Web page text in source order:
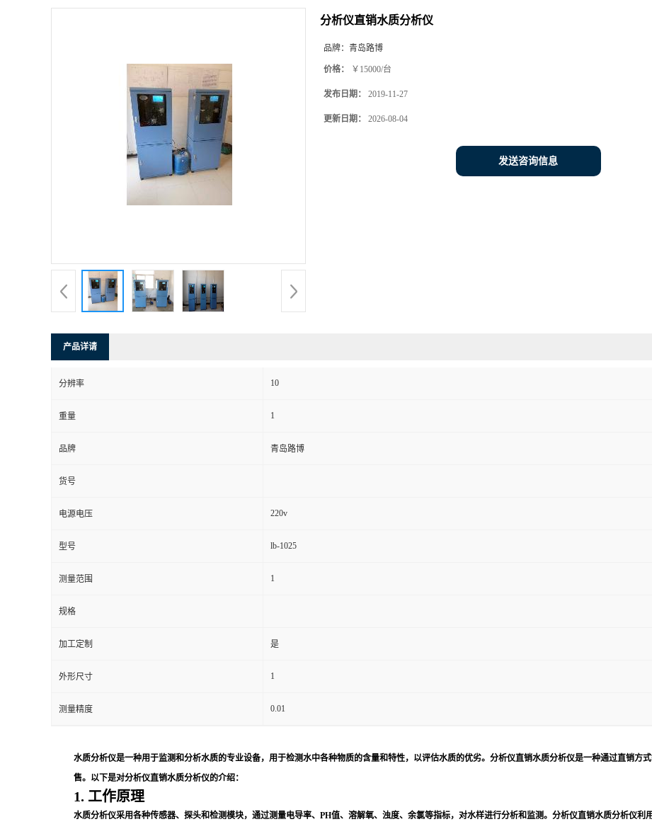
分析仪直销水质分析仪
品牌： 青岛路博
价格： ￥15000/台
发布日期： 2019-11-27
更新日期： 2026-08-04
发送咨询信息
产品详请
分辨率 10
重量 1
品牌 青岛路博
货号
电源电压 220v
型号 lb-1025
测量范围 1
规格
加工定制 是
外形尺寸 1
测量精度 0.01
水质分析仪是一种用于监测和分析水质的专业设备，用于检测水中各种物质的含量和特性，以评估水质的优劣。分析仪直销水质分析仪是一种通过直销方
售。以下是对分析仪直销水质分析仪的介绍：
1. 工作原理
水质分析仪采用各种传感器、探头和检测模块，通过测量电导率、PH值、溶解氧、浊度、余氯等指标，对水样进行分析和监测。分析仪直销水质分析仪